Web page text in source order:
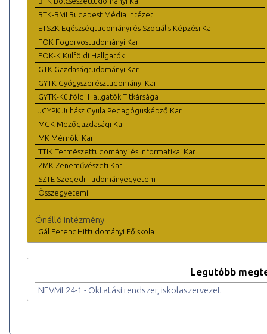
BTK-BMI Budapest Média Intézet
ETSZK Egészségtudományi és Szociális Képzési Kar
FOK Fogorvostudományi Kar
FOK-K Külföldi Hallgatók
GTK Gazdaságtudományi Kar
GYTK Gyógyszerésztudományi Kar
GYTK-Külföldi Hallgatók Titkársága
JGYPK Juhász Gyula Pedagógusképző Kar
MGK Mezőgazdasági Kar
MK Mérnöki Kar
TTIK Természettudományi és Informatikai Kar
ZMK Zeneművészeti Kar
SZTE Szegedi Tudományegyetem
Összegyetemi
Önálló intézmény
Gál Ferenc Hittudományi Főiskola
Legutóbb
NEVML24-1 - Oktatási rendszer, iskolaszervezet